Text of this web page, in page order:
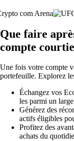
Que faire
compte
Une fois votre compte
portefeuille. Explorez
Échangez vos
les parmi un
Générez des
actifs éligibles
Profitez des
achats du